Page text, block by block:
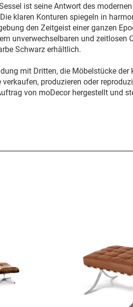
ist seine Antwort des
klaren Konturen spiegeln in
den Zeitgeist einer ganzen
unverwechselbaren und zeitlosen
Schwarz erhältlich.
mit Dritten, die Möbelstücke der
produzieren oder
von moDecor hergestellt und